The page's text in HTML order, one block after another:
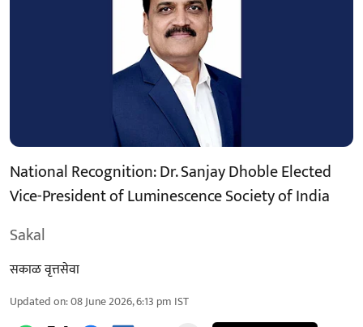
National Recognition: Dr. Sanjay Dhoble Elected
Vice-President of Luminescence Society of India
Sakal
सकाळ वृत्तसेवा
Updated on:08 June 2026, 6:13 pm IST